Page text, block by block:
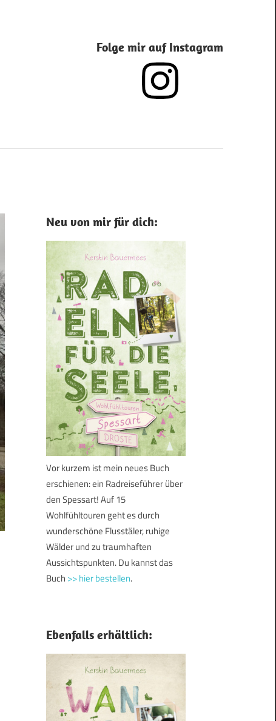
Folge mir auf Instagram
Neu von mir für dich:
Vor kurzem ist mein neues Buch
erschienen: ein Radreiseführer über
den Spessart! Auf 15
Wohlfühltouren geht es durch
wunderschöne Flusstäler, ruhige
Wälder und zu traumhaften
Aussichtspunkten. Du kannst das
Buch >> hier bestellen.
Ebenfalls erhältlich: